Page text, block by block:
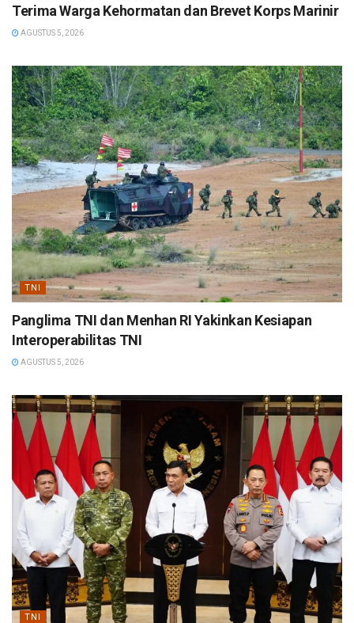
Terima Warga Kehormatan dan Brevet Korps Marinir
AGUSTUS 5, 2026
TNI
Panglima TNI dan Menhan RI Yakinkan Kesiapan
Interoperabilitas TNI
AGUSTUS 5, 2026
TNI